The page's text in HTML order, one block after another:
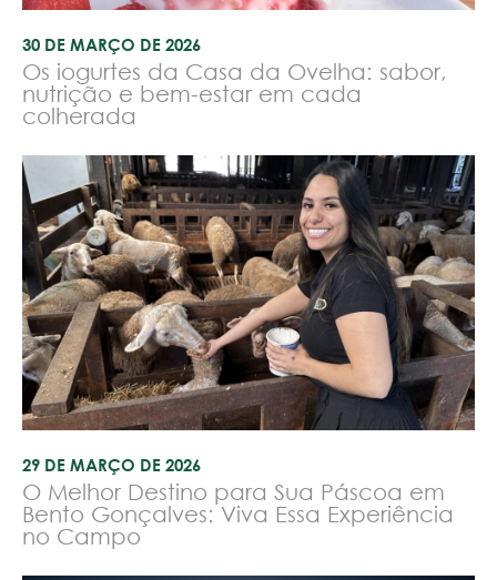
30 DE MARÇO DE 2026
Os iogurtes da Casa da Ovelha: sabor,
nutrição e bem-estar em cada
colherada
29 DE MARÇO DE 2026
O Melhor Destino para Sua Páscoa em
Bento Gonçalves: Viva Essa Experiência
no Campo